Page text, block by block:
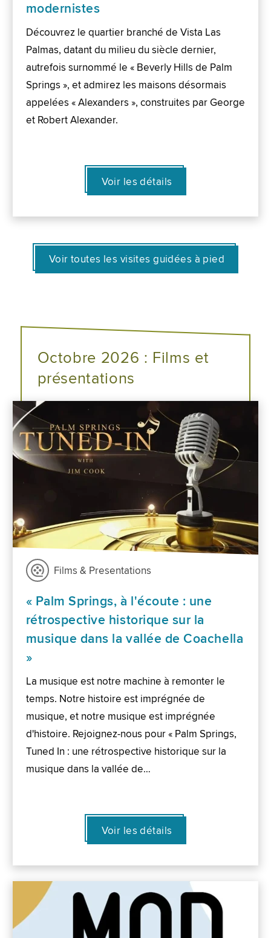
modernistes
Découvrez le quartier branché de Vista Las
Palmas, datant du milieu du siècle dernier,
autrefois surnommé le « Beverly Hills de Palm
Springs », et admirez les maisons désormais
appelées « Alexanders », construites par George
et Robert Alexander.
Voir les détails
Voir toutes les visites guidées à pied
Octobre 2026 : Films et
présentations
Films & Presentations
« Palm Springs, à l'écoute : une
rétrospective historique sur la
musique dans la vallée de Coachella
»
La musique est notre machine à remonter le
temps. Notre histoire est imprégnée de
musique, et notre musique est imprégnée
d'histoire. Rejoignez-nous pour « Palm Springs,
Tuned In : une rétrospective historique sur la
musique dans la vallée de…
Voir les détails